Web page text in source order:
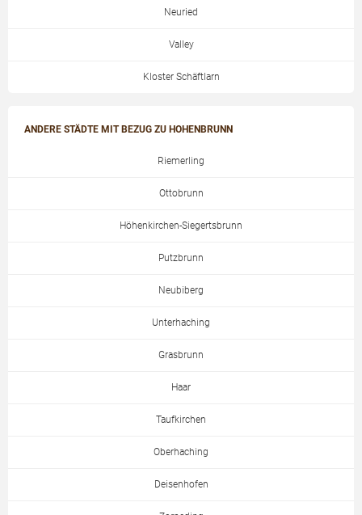
Neuried
Valley
Kloster Schäftlarn
ANDERE STÄDTE MIT BEZUG ZU HOHENBRUNN
Riemerling
Ottobrunn
Höhenkirchen-Siegertsbrunn
Putzbrunn
Neubiberg
Unterhaching
Grasbrunn
Haar
Taufkirchen
Oberhaching
Deisenhofen